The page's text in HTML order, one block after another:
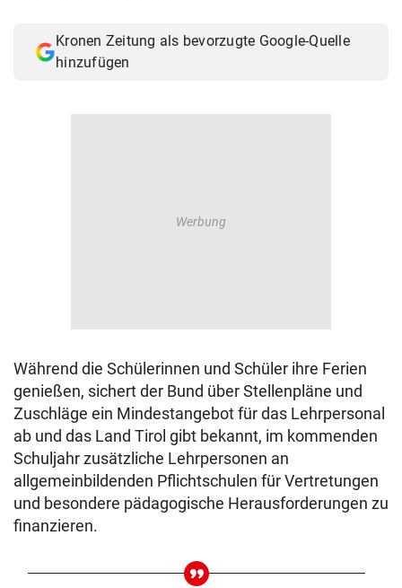
Kronen Zeitung als bevorzugte Google-Quelle
hinzufügen
Während die Schülerinnen und Schüler ihre Ferien
genießen, sichert der Bund über Stellenpläne und
Zuschläge ein Mindestangebot für das Lehrpersonal
ab und das Land Tirol gibt bekannt, im kommenden
Schuljahr zusätzliche Lehrpersonen an
allgemeinbildenden Pflichtschulen für Vertretungen
und besondere pädagogische Herausforderungen zu
finanzieren.